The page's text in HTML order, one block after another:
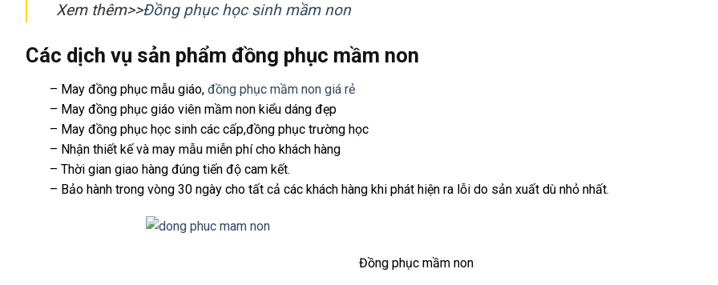
Xem thêm>>Đồng phục học sinh mầm non
Các dịch vụ sản phẩm đồng phục mầm non
– May đồng phục mẫu giáo, đồng phục mầm non giá rẻ
– May đồng phục giáo viên mầm non kiểu dáng đẹp
– May đồng phục học sinh các cấp,đồng phục trường học
– Nhận thiết kế và may mẫu miễn phí cho khách hàng
– Thời gian giao hàng đúng tiến độ cam kết.
– Bảo hành trong vòng 30 ngày cho tất cả các khách hàng khi phát hiện ra lỗi do sản xuất dù nhỏ nhất.
Đồng phục mầm non